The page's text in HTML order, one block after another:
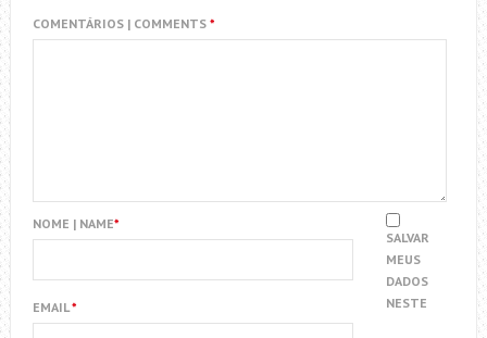
COMENTÁRIOS | COMMENTS *
NOME | NAME*
EMAIL*
SALVAR
MEUS
DADOS
NESTE